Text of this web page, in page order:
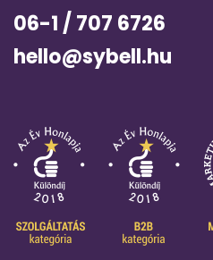
06-1 / 707 6726
hello@sybell.hu